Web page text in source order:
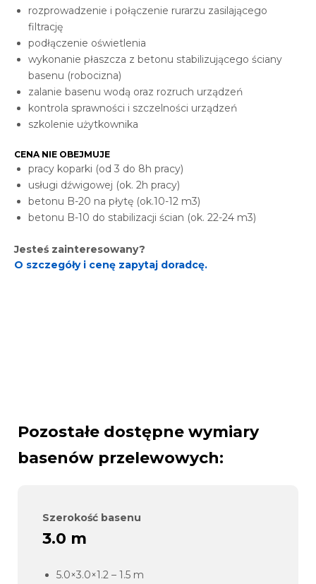
rozprowadzenie i połączenie rurarzu zasilającego
filtrację
podłączenie oświetlenia
wykonanie płaszcza z betonu stabilizującego ściany
basenu (robocizna)
zalanie basenu wodą oraz rozruch urządzeń
kontrola sprawności i szczelności urządzeń
szkolenie użytkownika
CENA NIE OBEJMUJE
pracy koparki (od 3 do 8h pracy)
usługi dźwigowej (ok. 2h pracy)
betonu B-20 na płytę (ok.10-12 m3)
betonu B-10 do stabilizacji ścian (ok. 22-24 m3)
Jesteś zainteresowany?
O szczegóły i cenę zapytaj doradcę.
Pozostałe dostępne wymiary
basenów przelewowych:
Szerokość basenu
3.0 m
5.0×3.0×1.2 – 1.5 m